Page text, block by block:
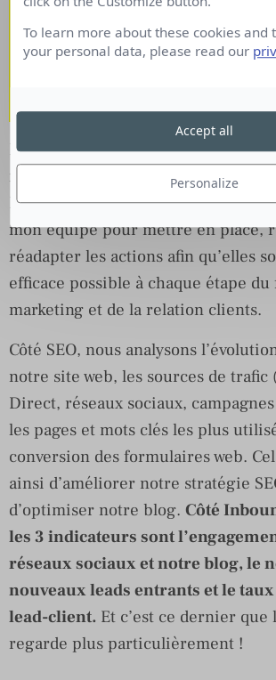
que vous regardez
sont ceux
votre Direction ?
Il y a différents indicateurs que
mensuellement et que je partage
Digora . Un vrai travail de data
mon équipe pour mettre en place,
réadapter les actions afin qu’elles
efficace possible à chaque étape
marketing et de la relation clients.
Côté SEO, nous analysons
notre site web, les sources de trafic
Direct, réseaux sociaux, campagnes
les pages et mots clés les plus
conversion des formulaires web.
ainsi d’améliorer notre stratégie
d’optimiser notre blog. Côté
les 3 indicateurs sont
réseaux sociaux et notre blog, le
nouveaux leads entrants et le
lead-client. Et c’est ce dernier
regarde plus particulièrement !
To learn more about these cookies and
your personal data, please read our
Personalize
Accept all